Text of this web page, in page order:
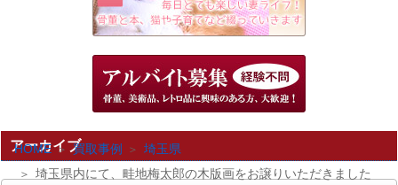
HOME 買取事例
埼玉県
埼玉県内にて、畦地梅太郎の木版画をお譲りいただきました
アーカイブ